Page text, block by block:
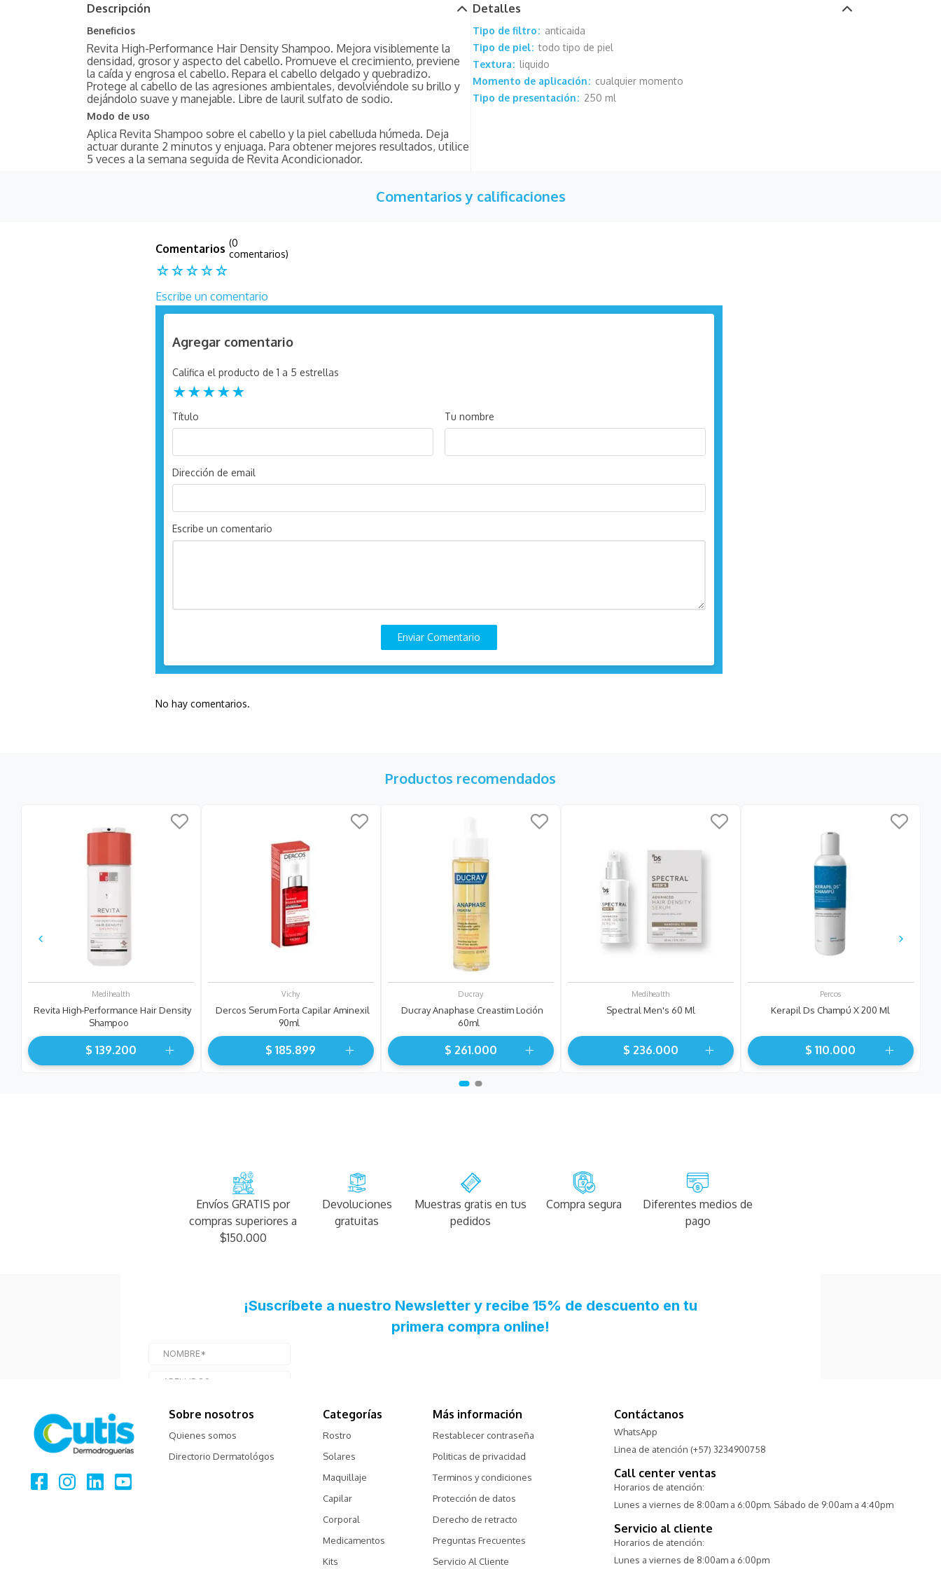
Descripción
Beneficios
Revita High-Performance Hair Density Shampoo. Mejora visiblemente la
densidad, grosor y aspecto del cabello. Promueve el crecimiento, previene
la caída y engrosa el cabello. Repara el cabello delgado y quebradizo.
Protege al cabello de las agresiones ambientales, devolviéndole su brillo y
dejándolo suave y manejable. Libre de lauril sulfato de sodio.
Modo de uso
Aplica Revita Shampoo sobre el cabello y la piel cabelluda húmeda. Deja
actuar durante 2 minutos y enjuaga. Para obtener mejores resultados, utilice
5 veces a la semana seguida de Revita Acondicionador.
Detalles
Tipo de filtro
anticaida
Tipo de piel
todo tipo de piel
Textura
liquido
Momento de aplicación
cualquier momento
Tipo de presentación
250 ml
Comentarios y calificaciones
☆☆☆☆☆
(0
comentarios)
Escribe un comentario
Agregar comentario
Título
Califica el producto de 1 a 5 estrellas
★★★★★
Tu nombre
Dirección de email
Escribe un comentario
Enviar Comentario
No hay comentarios.
Productos recomendados
Medihealth
Revita High-Performance Hair Density
Shampoo
$ 139.200
Vichy
Dercos Serum Forta Capilar Aminexil
90ml
$ 185.899
Ducray
Ducray Anaphase Creastim Loción
60ml
$ 261.000
Medihealth
Spectral Men's 60 Ml
$ 236.000
Percos
Kerapil Ds Champú X 200 Ml
$ 110.000
Envíos GRATIS por
compras superiores a
$150.000
Devoluciones
gratuitas
Muestras gratis en tus
pedidos
Compra segura
Diferentes medios de
pago
Sobre nosotros
Quienes somos
Directorio Dermatológos
Categorías
Rostro
Solares
Maquillaje
Capilar
Corporal
Medicamentos
Kits
Más información
Restablecer contraseña
Politicas de privacidad
Terminos y condiciones
Protección de datos
Derecho de retracto
Preguntas Frecuentes
Servicio Al Cliente
Contáctanos
WhatsApp
Linea de atención (+57) 3234900758
Call center ventas
Horarios de atención:
Lunes a viernes de 8:00am a 6:00pm. Sábado de 9:00am a 4:40pm
Servicio al cliente
Horarios de atención:
Lunes a viernes de 8:00am a 6:00pm